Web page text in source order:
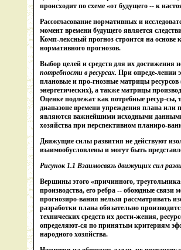
происходит по схеме «от будущего -- к
Рассогласование нормативных и
момент времени будущего является
Комп-лексный прогноз строится на основе
нормативного прогнозов.
Выбор целей и средств для их достижения
потребности в ресурсах. При опреде-лении
плановые и про-гнозные матрицы
энергетических), а также матрицы
Оценке подлежат как потребные ресур-сы,
диапазоне времени упреждения плана или
являются важнейшими исходными
хозяйства при перспективном планиро-
Движущие силы развития не действуют
взаимообусловлены и могут быть
Рисунок 1.1 Взаимосвязь движущих сил
Вершины этого «причинного,
производства, его ребра -- обоюдные
прогнозиро-вания нельзя рассматривать
разработки плана обязательно
технических средств их дости-жения,
определяют-ся по принятым критериям
народного хозяйства.